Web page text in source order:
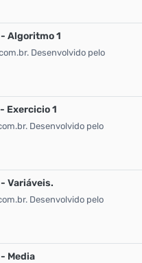
Algoritmo 1
Desenvolvido pelo
Exercicio 1
Desenvolvido pelo
Variáveis.
Desenvolvido pelo
Media